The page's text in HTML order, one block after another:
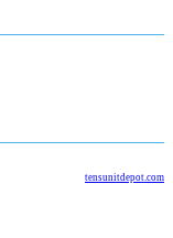
tensunitdepot.com